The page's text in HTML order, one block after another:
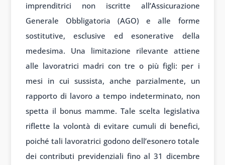
imprenditrici non iscritte all’Assicurazione
Generale Obbligatoria (AGO) e alle forme
sostitutive, esclusive ed esonerative della
medesima. Una limitazione rilevante attiene
alle lavoratrici madri con tre o più figli: per i
mesi in cui sussista, anche parzialmente, un
rapporto di lavoro a tempo indeterminato, non
spetta il bonus mamme. Tale scelta legislativa
riflette la volontà di evitare cumuli di benefici,
poiché tali lavoratrici godono dell’esonero totale
dei contributi previdenziali fino al 31 dicembre